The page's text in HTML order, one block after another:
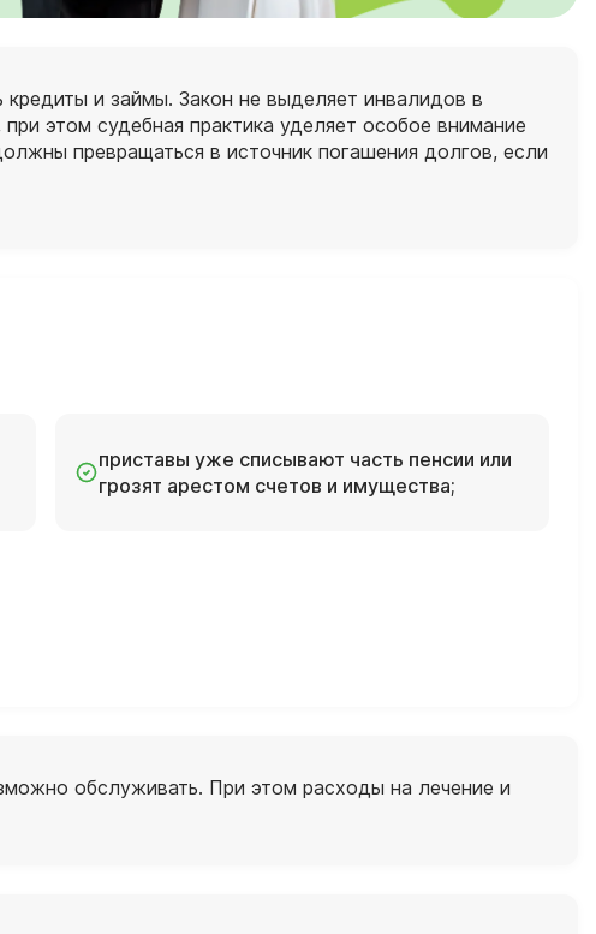
и займы. Закон не выделяет инвалидов в
этом судебная практика уделяет особое внимание
превращаться в источник погашения долгов, если
приставы уже списывают часть пенсии или
грозят арестом счетов и имущества;
обслуживать. При этом расходы на лечение и